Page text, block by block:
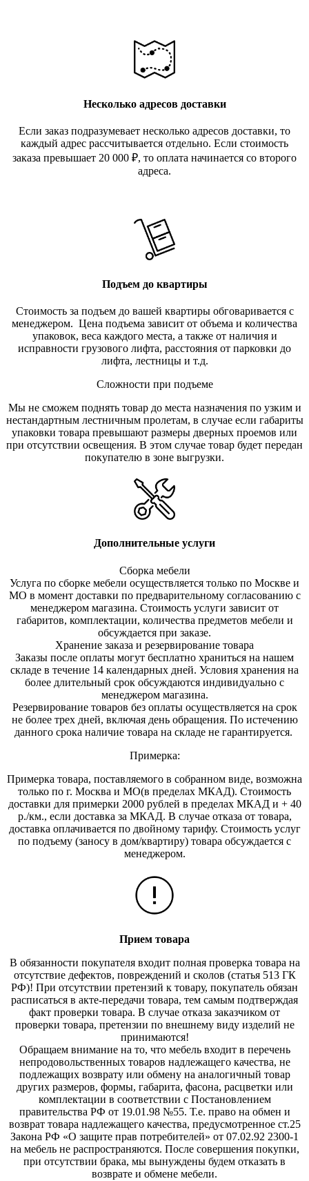
Несколько адресов доставки
Если заказ подразумевает несколько адресов доставки, то
каждый адрес рассчитывается отдельно. Если стоимость
заказа превышает 20 000 ₽, то оплата начинается со второго
адреса.
Подъем до квартиры
Стоимость за подъем до вашей квартиры обговаривается с
менеджером. Цена подъема зависит от объема и количества
упаковок, веса каждого места, а также от наличия и
исправности грузового лифта, расстояния от парковки до
лифта, лестницы и т.д.
Сложности при подъеме
Мы не сможем поднять товар до места назначения по узким и
нестандартным лестничным пролетам, в случае если габариты
упаковки товара превышают размеры дверных проемов или
при отсутствии освещения. В этом случае товар будет передан
покупателю в зоне выгрузки.
Дополнительные услуги
Сборка мебели
Услуга по сборке мебели осуществляется только по Москве и
МО в момент доставки по предварительному согласованию с
менеджером магазина. Стоимость услуги зависит от
габаритов, комплектации, количества предметов мебели и
обсуждается при заказе.
Хранение заказа и резервирование товара
Заказы после оплаты могут бесплатно храниться на нашем
складе в течение 14 календарных дней. Условия хранения на
более длительный срок обсуждаются индивидуально с
менеджером магазина.
Резервирование товаров без оплаты осуществляется на срок
не более трех дней, включая день обращения. По истечению
данного срока наличие товара на складе не гарантируется.
Примерка:
Примерка товара, поставляемого в собранном виде, возможна
только по г. Москва и МО(в пределах МКАД). Стоимость
доставки для примерки 2000 рублей в пределах МКАД и + 40
р./км., если доставка за МКАД. В случае отказа от товара,
доставка оплачивается по двойному тарифу. Стоимость услуг
по подъему (заносу в дом/квартиру) товара обсуждается с
менеджером.
Прием товара
В обязанности покупателя входит полная проверка товара на
отсутствие дефектов, повреждений и сколов (статья 513 ГК
РФ)! При отсутствии претензий к товару, покупатель обязан
расписаться в акте-передачи товара, тем самым подтверждая
факт проверки товара. В случае отказа заказчиком от
проверки товара, претензии по внешнему виду изделий не
принимаются!
Обращаем внимание на то, что мебель входит в перечень
непродовольственных товаров надлежащего качества, не
подлежащих возврату или обмену на аналогичный товар
других размеров, формы, габарита, фасона, расцветки или
комплектации в соответствии с Постановлением
правительства РФ от 19.01.98 №55. Т.е. право на обмен и
возврат товара надлежащего качества, предусмотренное ст.25
Закона РФ «О защите прав потребителей» от 07.02.92 2300-1
на мебель не распространяются. После совершения покупки,
при отсутствии брака, мы вынуждены будем отказать в
возврате и обмене мебели.